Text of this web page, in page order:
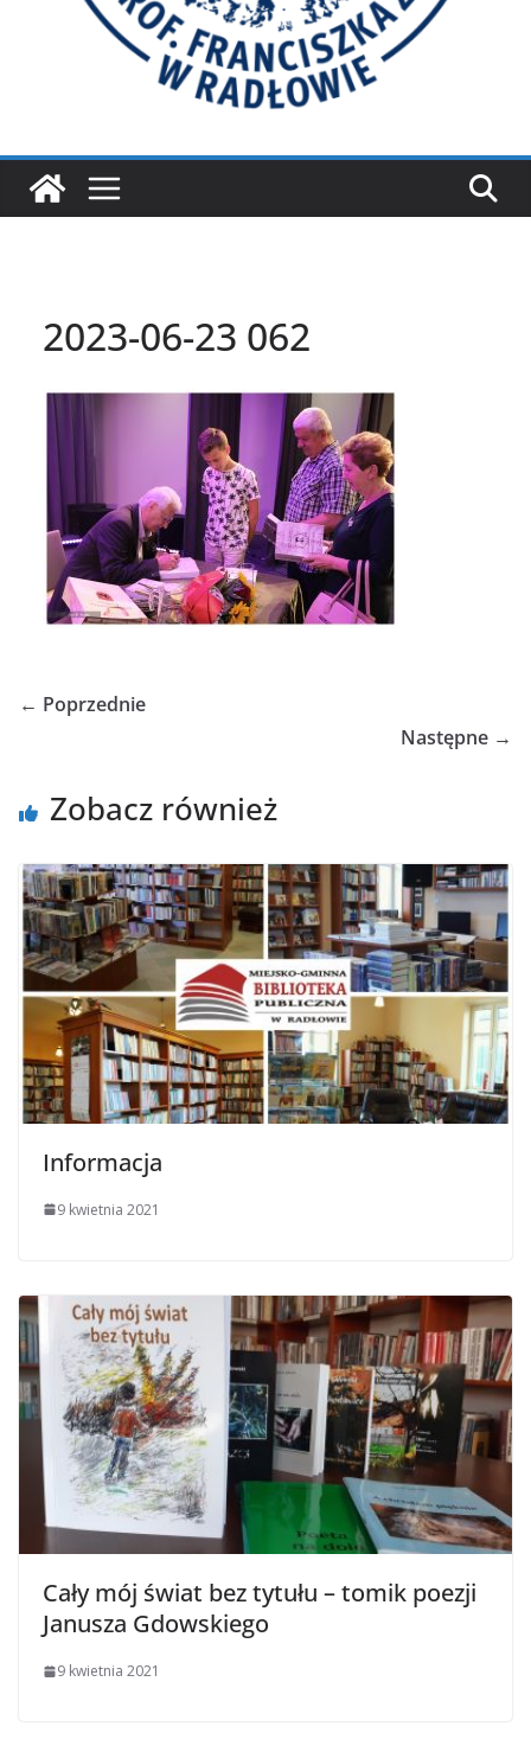
2023-06-23 062
← Poprzednie
Następne →
Zobacz również
Informacja
9 kwietnia 2021
Cały mój świat bez tytułu – tomik poezji
Janusza Gdowskiego
9 kwietnia 2021